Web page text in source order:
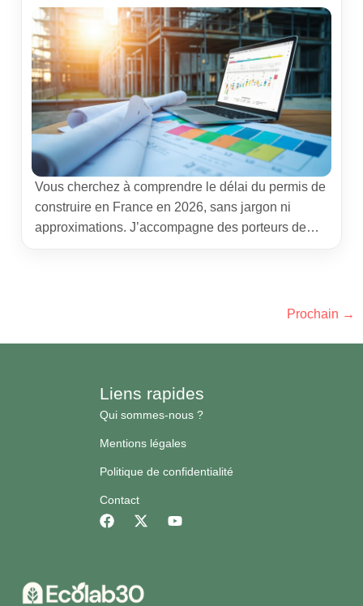
Vous cherchez à comprendre le délai du permis de
construire en France en 2026, sans jargon ni
approximations. J’accompagne des porteurs de
délais légaux, les rallonges possibles, les marges
Prochain →
Liens rapides
Qui sommes-nous ?
Mentions légales
Politique de confidentialité
Contact